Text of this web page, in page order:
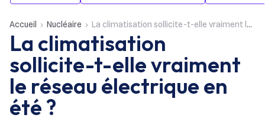
Accueil Nucléaire La climatisation sollicite-t-elle vraiment le réseau électrique en été ?
La climatisation
sollicite-t-elle vraiment
le réseau électrique en
été ?